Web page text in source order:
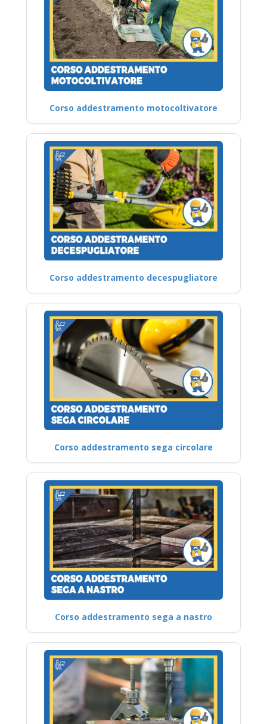
Corso addestramento motocoltivatore
Corso addestramento decespugliatore
Corso addestramento sega circolare
Corso addestramento sega a nastro